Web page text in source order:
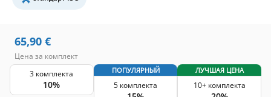
65,90 €
Цена за комплект
3 комплекта
10%
ПОПУЛЯРНЫЙ
5 комплекта
ЛУЧШАЯ ЦЕНА
10+ комплекта